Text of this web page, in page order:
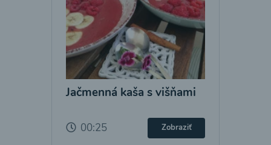
Jačmenná kaša s višňami
00:25 Zobraziť